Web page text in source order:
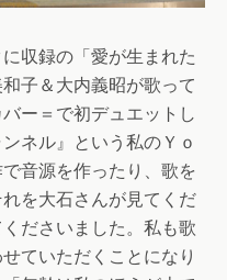
収録の「愛が生まれた
子＆大内義昭が歌って
ー＝で初デュエットし
ネル』という私のＹｏ
音源を作ったり、歌を
を大石さんが見てくだ
ださいました。私も歌
ていただくことになり